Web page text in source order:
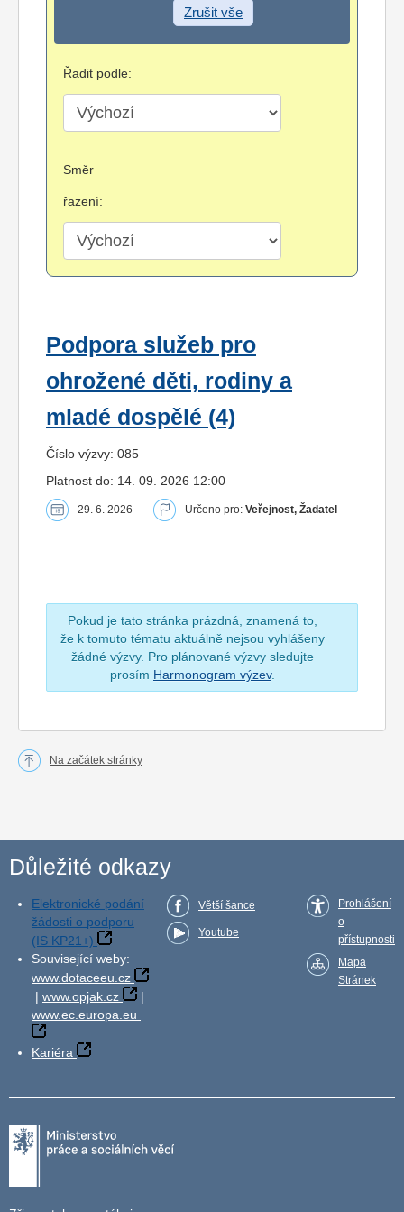
Zrušit vše
Řadit podle:
Směr
řazení:
Podpora služeb pro
ohrožené děti, rodiny a
mladé dospělé (4)
Číslo výzvy: 085
Platnost do: 14. 09. 2026 12:00
29. 6. 2026 Určeno pro: Veřejnost, Žadatel
Pokud je tato stránka prázdná, znamená to,
že k tomuto tématu aktuálně nejsou vyhlášeny
žádné výzvy. Pro plánované výzvy sledujte
prosím Harmonogram výzev.
Na začátek stránky
Důležité odkazy
Elektronické podání
žádosti o podporu
(IS KP21+)
Související weby:
www.dotaceeu.cz
| www.opjak.cz
|
www.ec.europa.eu
Kariéra
Větší šance
Youtube
Prohlášení
o
přístupnosti
Mapa
Stránek